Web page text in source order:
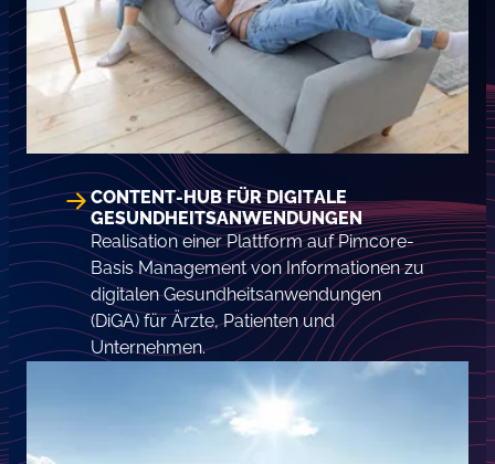
CONTENT-HUB FÜR DIGITALE
GESUNDHEITSANWENDUNGEN
Realisation einer Plattform auf Pimcore-
Basis Management von Informationen zu
digitalen Gesundheitsanwendungen
(DiGA) für Ärzte, Patienten und
Unternehmen.